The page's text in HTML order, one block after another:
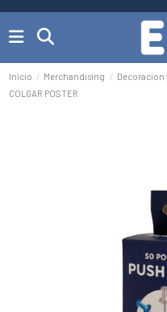
Inicio Merchandising Decoracion
COLGAR POSTER